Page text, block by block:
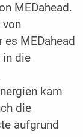
MEDahead.
von
MEDahead
in die
kam
die
aufgrund